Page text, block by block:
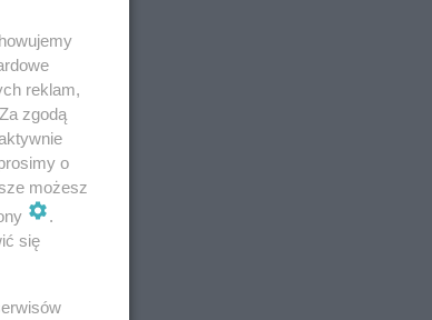
reklam,
zgodą
o
możesz
.
się